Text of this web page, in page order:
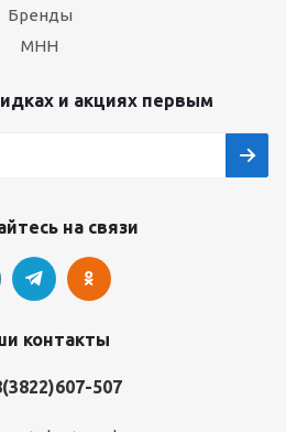
Бренды
МНН
и акциях первым
на связи
контакты
507